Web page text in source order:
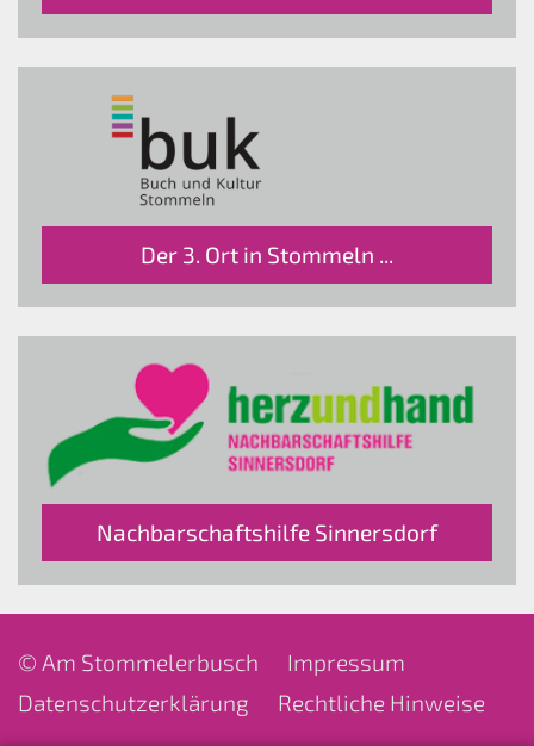
Der 3. Ort in Stommeln ...
Nachbarschaftshilfe Sinnersdorf
© Am Stommelerbusch
Impressum
Datenschutzerklärung
Rechtliche Hinweise